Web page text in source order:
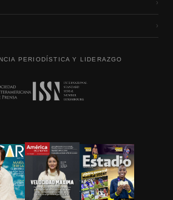
›
›
PERIODÍSTICA Y LIDERAZGO